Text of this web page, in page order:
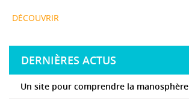
DÉCOUVRIR
DERNIÈRES ACTUS
Un site pour comprendre la manosphère